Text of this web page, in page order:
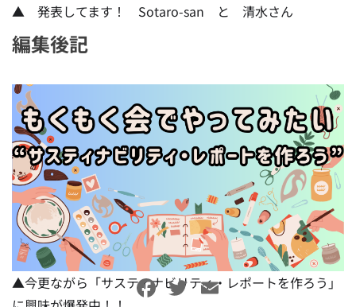
▲ 発表してます！ Sotaro-san と 清水さん
編集後記
▲今更ながら「サスティナビリティ・レポートを作ろう」
FacebookTwitter Email